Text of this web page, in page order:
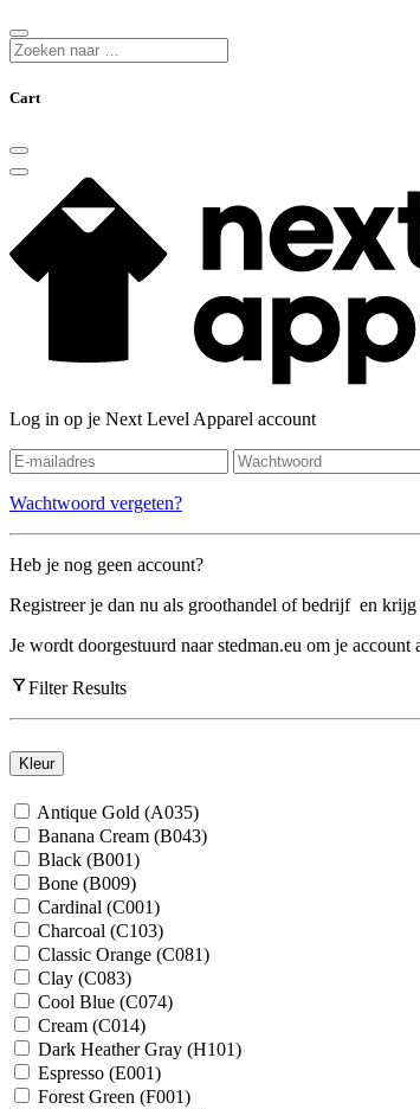
Cart
Log in op je Next Level Apparel account
Wachtwoord vergeten?
Heb je nog geen account?
Registreer je dan nu als groothandel of bedrijf en krijg
Je wordt doorgestuurd naar stedman.eu om je account
Filter Results
Kleur
Antique Gold (A035)
Banana Cream (B043)
Black (B001)
Bone (B009)
Cardinal (C001)
Charcoal (C103)
Classic Orange (C081)
Clay (C083)
Cool Blue (C074)
Cream (C014)
Dark Heather Gray (H101)
Espresso (E001)
Forest Green (F001)